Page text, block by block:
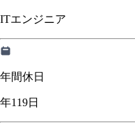
ITエンジニア
年間休日
年119日